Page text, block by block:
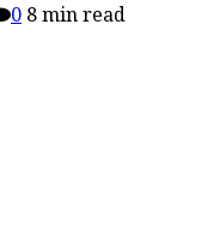
0 8 min read